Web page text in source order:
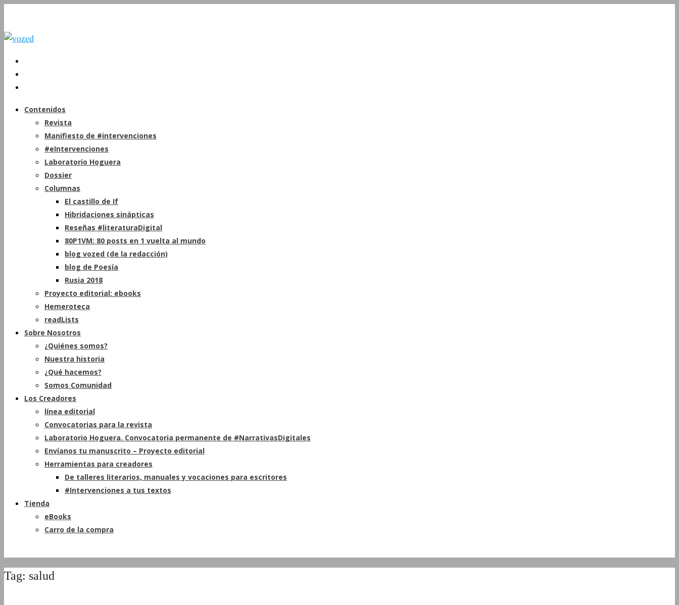
Contenidos
Revista
Manifiesto de #intervenciones
#eIntervenciones
Laboratorio Hoguera
Dossier
Columnas
El castillo de If
Hibridaciones sinápticas
Reseñas #literaturaDigital
80P1VM: 80 posts en 1 vuelta al mundo
blog vozed (de la redacción)
blog de Poesía
Rusia 2018
Proyecto editorial: ebooks
Hemeroteca
readLists
Sobre Nosotros
¿Quiénes somos?
Nuestra historia
¿Qué hacemos?
Somos Comunidad
Los Creadores
línea editorial
Convocatorias para la revista
Laboratorio Hoguera. Convocatoria permanente de #NarrativasDigitales
Envíanos tu manuscrito – Proyecto editorial
Herramientas para creadores
De talleres literarios, manuales y vocaciones para escritores
#Intervenciones a tus textos
Tienda
eBooks
Carro de la compra
Tag: salud